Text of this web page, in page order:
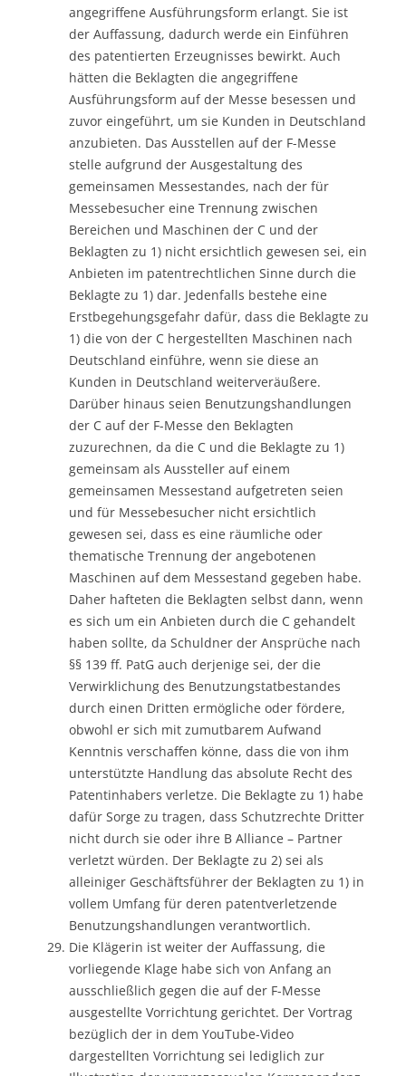
angegriffene Ausführungsform erlangt. Sie ist
der Auffassung, dadurch werde ein Einführen
des patentierten Erzeugnisses bewirkt. Auch
hätten die Beklagten die angegriffene
Ausführungsform auf der Messe besessen und
zuvor eingeführt, um sie Kunden in Deutschland
anzubieten. Das Ausstellen auf der F-Messe
stelle aufgrund der Ausgestaltung des
gemeinsamen Messestandes, nach der für
Messebesucher eine Trennung zwischen
Bereichen und Maschinen der C und der
Beklagten zu 1) nicht ersichtlich gewesen sei, ein
Anbieten im patentrechtlichen Sinne durch die
Beklagte zu 1) dar. Jedenfalls bestehe eine
Erstbegehungsgefahr dafür, dass die Beklagte zu
1) die von der C hergestellten Maschinen nach
Deutschland einführe, wenn sie diese an
Kunden in Deutschland weiterveräußere.
Darüber hinaus seien Benutzungshandlungen
der C auf der F-Messe den Beklagten
zuzurechnen, da die C und die Beklagte zu 1)
gemeinsam als Aussteller auf einem
gemeinsamen Messestand aufgetreten seien
und für Messebesucher nicht ersichtlich
gewesen sei, dass es eine räumliche oder
thematische Trennung der angebotenen
Maschinen auf dem Messestand gegeben habe.
Daher hafteten die Beklagten selbst dann, wenn
es sich um ein Anbieten durch die C gehandelt
haben sollte, da Schuldner der Ansprüche nach
§§ 139 ff. PatG auch derjenige sei, der die
Verwirklichung des Benutzungstatbestandes
durch einen Dritten ermögliche oder fördere,
obwohl er sich mit zumutbarem Aufwand
Kenntnis verschaffen könne, dass die von ihm
unterstützte Handlung das absolute Recht des
Patentinhabers verletze. Die Beklagte zu 1) habe
dafür Sorge zu tragen, dass Schutzrechte Dritter
nicht durch sie oder ihre B Alliance – Partner
verletzt würden. Der Beklagte zu 2) sei als
alleiniger Geschäftsführer der Beklagten zu 1) in
vollem Umfang für deren patentverletzende
Benutzungshandlungen verantwortlich.
Die Klägerin ist weiter der Auffassung, die
vorliegende Klage habe sich von Anfang an
ausschließlich gegen die auf der F-Messe
ausgestellte Vorrichtung gerichtet. Der Vortrag
bezüglich der in dem YouTube-Video
dargestellten Vorrichtung sei lediglich zur